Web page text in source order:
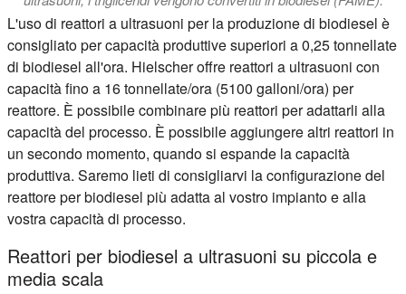
L'uso di reattori a ultrasuoni per la produzione di biodiesel è
consigliato per capacità produttive superiori a 0,25 tonnellate
di biodiesel all'ora. Hielscher offre reattori a ultrasuoni con
capacità fino a 16 tonnellate/ora (5100 galloni/ora) per
reattore. È possibile combinare più reattori per adattarli alla
capacità del processo. È possibile aggiungere altri reattori in
un secondo momento, quando si espande la capacità
produttiva. Saremo lieti di consigliarvi la configurazione del
reattore per biodiesel più adatta al vostro impianto e alla
vostra capacità di processo.
Reattori per biodiesel a ultrasuoni su piccola e
media scala